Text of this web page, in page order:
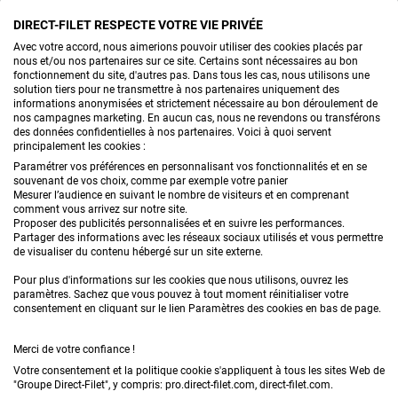
CONTACTEZ-NOUS
PRODUITS
CONSEILS
FAQ
DEMANDE DE DEVIS
Conditions générales de vente
Mentions légales
DIRECT-FILET RESPECTE VOTRE VIE PRIVÉE
Avec votre accord, nous aimerions pouvoir utiliser des cookies placés par
nous et/ou nos partenaires sur ce site. Certains sont nécessaires au bon
fonctionnement du site, d'autres pas. Dans tous les cas, nous utilisons une
solution tiers pour ne transmettre à nos partenaires uniquement des
informations anonymisées et strictement nécessaire au bon déroulement de
nos campagnes marketing. En aucun cas, nous ne revendons ou transférons
des données confidentielles à nos partenaires. Voici à quoi servent
principalement les cookies :
Paramétrer vos préférences en personnalisant vos fonctionnalités et en se
souvenant de vos choix, comme par exemple votre panier
Mesurer l’audience en suivant le nombre de visiteurs et en comprenant
comment vous arrivez sur notre site.
Proposer des publicités personnalisées et en suivre les performances.
Partager des informations avec les réseaux sociaux utilisés et vous permettre
de visualiser du contenu hébergé sur un site externe.
Pour plus d'informations sur les cookies que nous utilisons, ouvrez les
paramètres. Sachez que vous pouvez à tout moment réinitialiser votre
consentement en cliquant sur le lien Paramètres des cookies en bas de page.
Merci de votre confiance !
Votre consentement et la politique cookie s'appliquent à tous les sites Web de
"Groupe Direct-Filet", y compris: pro.direct-filet.com, direct-filet.com.